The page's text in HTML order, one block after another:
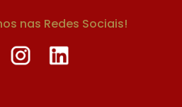
nas Redes Sociais!